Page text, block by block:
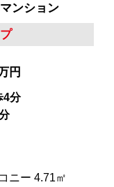
ンション
円
4分
ニー 4.71㎡